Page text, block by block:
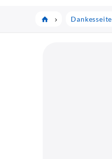
Dankesseite